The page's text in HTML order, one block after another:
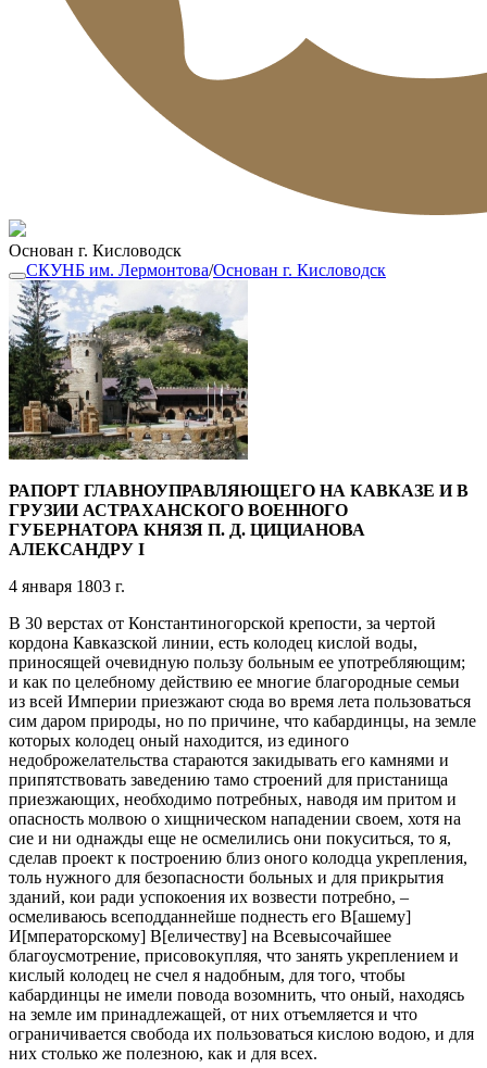
Основан г. Кисловодск
СКУНБ им. Лермонтова/Основан г. Кисловодск
РАПОРТ ГЛАВНОУПРАВЛЯЮЩЕГО НА КАВКАЗЕ И В
ГРУЗИИ АСТРАХАНСКОГО ВОЕННОГО
ГУБЕРНАТОРА КНЯЗЯ П. Д. ЦИЦИАНОВА
АЛЕКСАНДРУ I
4 января 1803 г.
В 30 верстах от Константиногорской крепости, за чертой
кордона Кавказской линии, есть колодец кислой воды,
приносящей очевидную пользу больным ее употребляющим;
и как по целебному действию ее многие благородные семьи
из всей Империи приезжают сюда во время лета пользоваться
сим даром природы, но по причине, что кабардинцы, на земле
которых колодец оный находится, из единого
недоброжелательства стараются закидывать его камнями и
припятствовать заведению тамо строений для пристанища
приезжающих, необходимо потребных, наводя им притом и
опасность молвою о хищническом нападении своем, хотя на
сие и ни однажды еще не осмелились они покуситься, то я,
сделав проект к построению близ оного колодца укрепления,
толь нужного для безопасности больных и для прикрытия
зданий, кои ради успокоения их возвести потребно, –
осмеливаюсь всеподданнейше поднесть его В[ашему]
И[мператорскому] В[еличеству] на Всевысочайшее
благоусмотрение, присовокупляя, что занять укреплением и
кислый колодец не счел я надобным, для того, чтобы
кабардинцы не имели повода возомнить, что оный, находясь
на земле им принадлежащей, от них отъемляется и что
ограничивается свобода их пользоваться кислою водою, и для
них столько же полезною, как и для всех.